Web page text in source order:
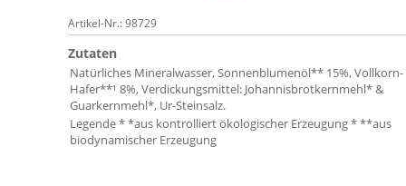
Artikel-Nr.: 98729
Zutaten
Natürliches Mineralwasser, Sonnenblumenöl** 15%, Vollkorn-
Hafer**¹ 8%, Verdickungsmittel: Johannisbrotkernmehl* &
Guarkernmehl*, Ur-Steinsalz.
Legende * *aus kontrolliert ökologischer Erzeugung * **aus
biodynamischer Erzeugung